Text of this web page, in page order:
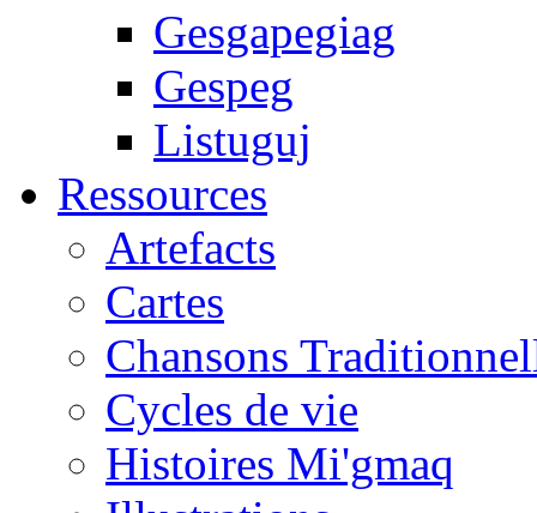
Gesgapegiag
Gespeg
Listuguj
Ressources
Artefacts
Cartes
Chansons
Cycles de vie
Histoires Mi'gmaq